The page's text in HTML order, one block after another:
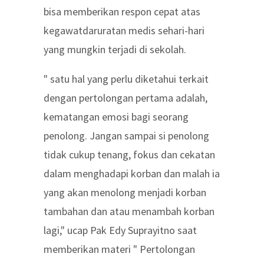
bisa memberikan respon cepat atas
kegawatdaruratan medis sehari-hari
yang mungkin terjadi di sekolah.
" satu hal yang perlu diketahui terkait
dengan pertolongan pertama adalah,
kematangan emosi bagi seorang
penolong. Jangan sampai si penolong
tidak cukup tenang, fokus dan cekatan
dalam menghadapi korban dan malah ia
yang akan menolong menjadi korban
tambahan dan atau menambah korban
lagi," ucap Pak Edy Suprayitno saat
memberikan materi " Pertolongan